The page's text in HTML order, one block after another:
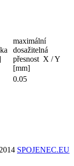
maximální
dosažitelná
přesnost X / Y
[mm]
0.05
SPOJENEC.EU